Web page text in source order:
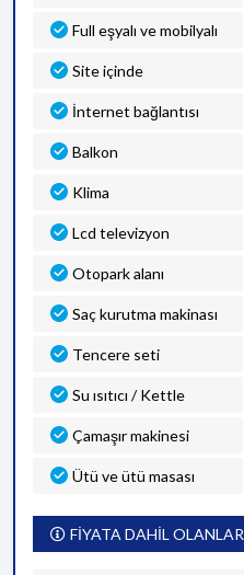
Full eşyalı ve mobilyalı
Site içinde
İnternet bağlantısı
Balkon
Klima
Lcd televizyon
Otopark alanı
Saç kurutma makinası
Tencere seti
Su ısıtıcı / Kettle
Çamaşır makinesi
Ütü ve ütü masası
FİYATA DAHİL OLANLAR